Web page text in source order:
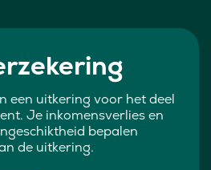
een uitkering voor het deel
Je inkomensverlies en
bepalen
de uitkering.